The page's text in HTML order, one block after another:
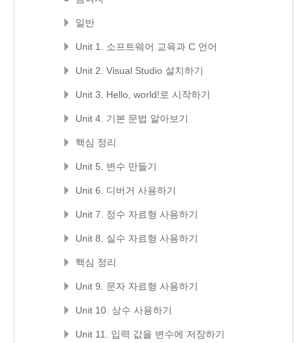
일반
Unit 1. 소프트웨어 교육과 C 언어
Unit 2. Visual Studio 설치하기
Unit 3. Hello, world!로 시작하기
Unit 4. 기본 문법 알아보기
핵심 정리
Unit 5. 변수 만들기
Unit 6. 디버거 사용하기
Unit 7. 정수 자료형 사용하기
Unit 8. 실수 자료형 사용하기
핵심 정리
Unit 9. 문자 자료형 사용하기
Unit 10. 상수 사용하기
Unit 11. 입력 값을 변수에 저장하기